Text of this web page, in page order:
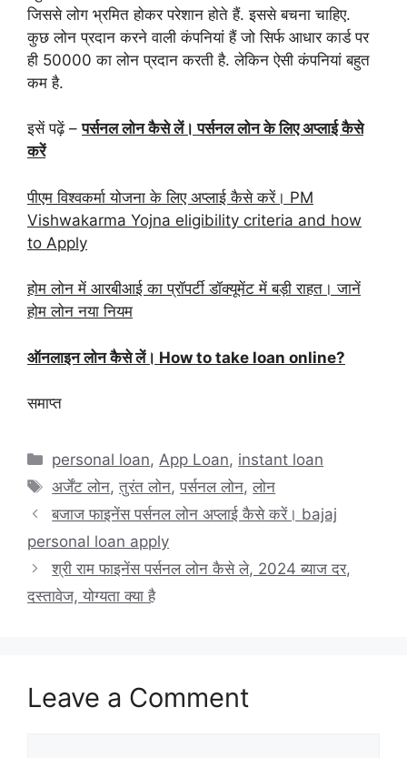
जिससे लोग भ्रमित होकर परेशान होते हैं. इससे बचना चाहिए.
कुछ लोन प्रदान करने वाली कंपनियां हैं जो सिर्फ आधार कार्ड पर
ही 50000 का लोन प्रदान करती है. लेकिन ऐसी कंपनियां बहुत
कम है.
इसें पढ़ें –पर्सनल लोन कैसे लें। पर्सनल लोन के लिए अप्लाई कैसे
करें
पीएम विश्वकर्मा योजना के लिए अप्लाई कैसे करें। PM
Vishwakarma Yojna eligibility criteria and how
to Apply
होम लोन में आरबीआई का प्रॉपर्टी डॉक्यूमेंट में बड़ी राहत। जानें
होम लोन नया नियम
ऑनलाइन लोन कैसे लें। How to take loan online?
समाप्त
Categories
personal loan,App Loan, instant loan
Tags
अर्जेंट लोन,तुरंत लोन,पर्सनल लोन,लोन
बजाज फाइनेंस पर्सनल लोन अप्लाई कैसे करें। bajaj
personal loan apply
श्री राम फाइनेंस पर्सनल लोन कैसे ले, 2024 ब्याज दर,
दस्तावेज, योग्यता क्या है
Leave a Comment